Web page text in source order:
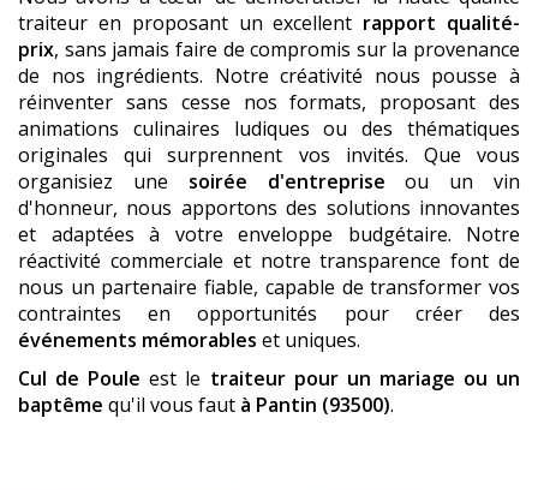
traiteur en proposant un excellent rapport qualité-
prix, sans jamais faire de compromis sur la provenance
de nos ingrédients. Notre créativité nous pousse à
réinventer sans cesse nos formats, proposant des
animations culinaires ludiques ou des thématiques
originales qui surprennent vos invités. Que vous
organisiez une soirée d'entreprise ou un vin
d'honneur, nous apportons des solutions innovantes
et adaptées à votre enveloppe budgétaire. Notre
réactivité commerciale et notre transparence font de
nous un partenaire fiable, capable de transformer vos
contraintes en opportunités pour créer des
événements mémorables et uniques.
Cul de Poule est le traiteur pour un mariage ou un
baptême qu'il vous faut à Pantin (93500).